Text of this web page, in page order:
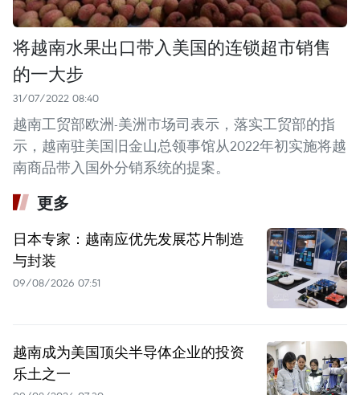
将越南水果出口带入美国的连锁超市销售
的一大步
31/07/2022 08:40
越南工贸部欧洲-美洲市场司表示，落实工贸部的指
示，越南驻美国旧金山总领事馆从2022年初实施将越
南商品带入国外分销系统的提案。
更多
日本专家：越南应优先发展芯片制造
与封装
09/08/2026 07:51
越南成为美国顶尖半导体企业的投资
乐土之一